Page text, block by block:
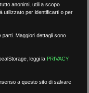
anonimi, utili a scopo
utilizzato per identificarti o per
Maggiori dettagli sono
leggi la PRIVACY
a questo sito di salvare